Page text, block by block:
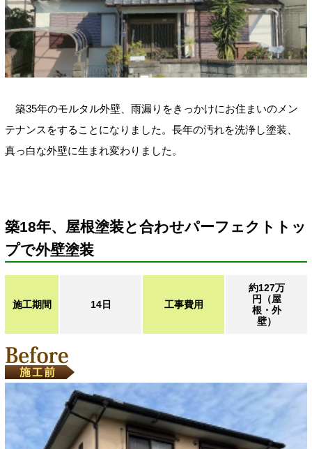
築35年のモルタル外壁、雨漏りをきっかけにお住まいのメン
テナンスをすることになりました。長年の汚れを洗浄し塗装、
真っ白な外壁に生まれ変わりました。
築18年、屋根塗装と合わせパーフェクトトッ
プで外壁塗装
施工期間 14日 工事費用
約127万
円（屋
根・外
壁）